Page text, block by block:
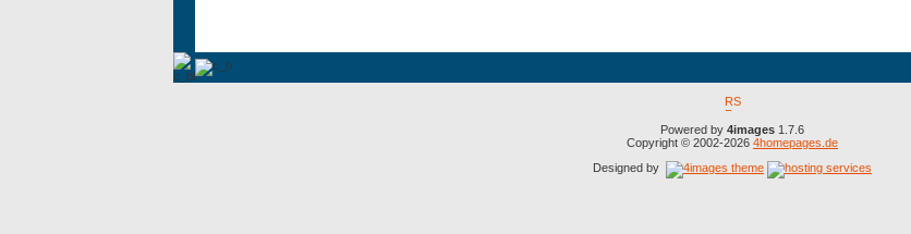
Powered by 4images 1.7.6
Copyright © 2002-2026 4homepages.de
Designed by